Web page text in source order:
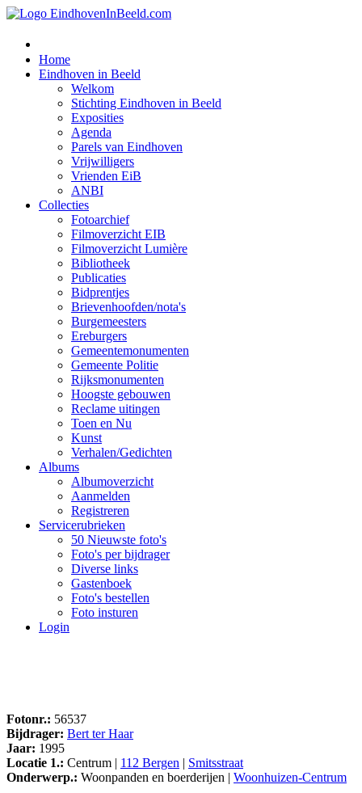
Home
Eindhoven in Beeld
Welkom
Stichting Eindhoven in Beeld
Exposities
Agenda
Parels van Eindhoven
Vrijwilligers
Vrienden EiB
ANBI
Collecties
Fotoarchief
Filmoverzicht EIB
Filmoverzicht Lumière
Bibliotheek
Publicaties
Bidprentjes
Brievenhoofden/nota's
Burgemeesters
Ereburgers
Gemeentemonumenten
Gemeente Politie
Rijksmonumenten
Hoogste gebouwen
Reclame uitingen
Toen en Nu
Kunst
Verhalen/Gedichten
Albums
Albumoverzicht
Aanmelden
Registreren
Servicerubrieken
50 Nieuwste foto's
Foto's per bijdrager
Diverse links
Gastenboek
Foto's bestellen
Foto insturen
Login
Fotonr.: 56537
Bijdrager: Bert ter Haar
Jaar: 1995
Locatie 1.: Centrum | 112 Bergen | Smitsstraat
Onderwerp.: Woonpanden en boerderijen | Woonhuizen-Centrum